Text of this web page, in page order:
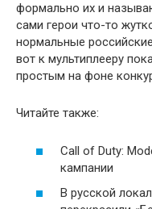
формально их и
сами герои что-то
нормальные
вот к мультиплееру
простым на фоне
Читайте также:
Call of Duty:
кампании
В русской